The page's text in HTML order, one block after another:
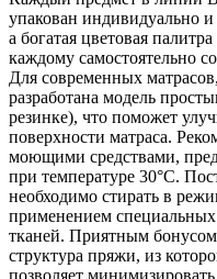
упакован индивидуально
а богатая цветовая
каждому самостоятельно
Для современных
разработана модель
резинке), что поможет
поверхности матраса.
моющими средствами,
при температуре 30°С.
необходимо стирать в
применением
тканей. Приятным бонусом
структура пряжи, из
позволяет